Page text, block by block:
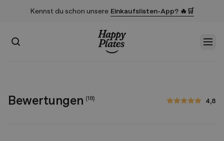
Kennst du schon unsere Einkaufslisten-App? 🔥🛒
Suchen
Bewertungen (18) 4,8
4,8 von 5 Sternen